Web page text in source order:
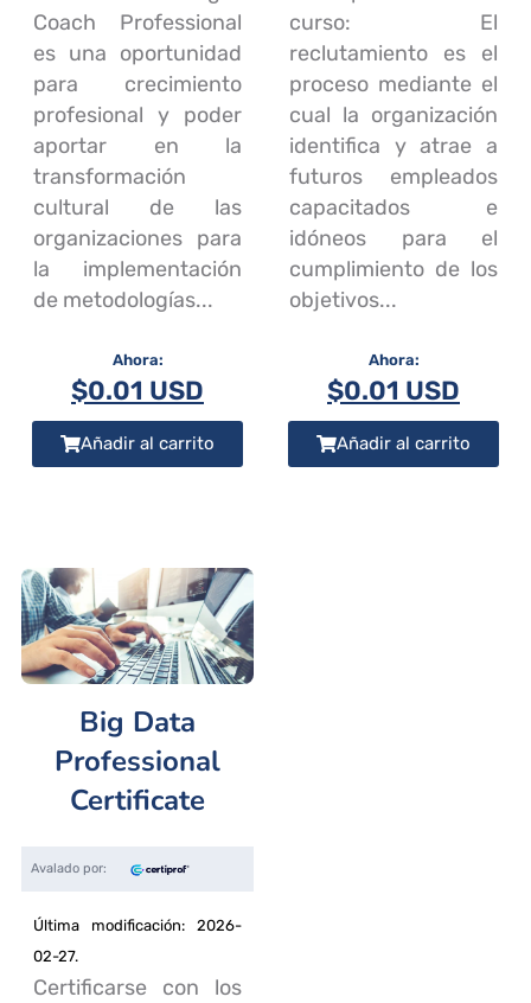
Coach Professional
es una oportunidad
para crecimiento
profesional y poder
aportar en la
transformación
cultural de las
organizaciones para
la implementación
de metodologías...
$0.01 USD
Añadir al carrito
curso: El
reclutamiento es el
proceso mediante el
cual la organización
identifica y atrae a
futuros empleados
capacitados e
idóneos para el
cumplimiento de los
objetivos...
$0.01 USD
Añadir al carrito
Big Data
Professional
Certificate
Última modificación: 2026-
02-27.
Certificarse con los